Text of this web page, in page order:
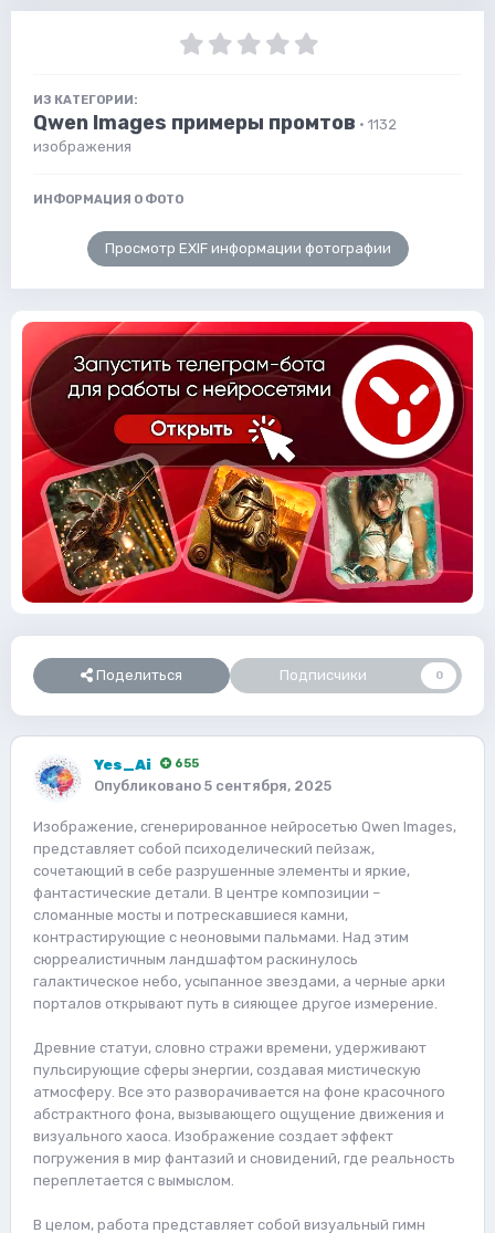
ИЗ КАТЕГОРИИ:
Qwen Images примеры промтов · 1132
изображения
ИНФОРМАЦИЯ О ФОТО
Просмотр EXIF информации фотографии
Поделиться Подписчики 0
Yes_Ai 655
Опубликовано 5 сентября, 2025
Изображение, сгенерированное нейросетью Qwen Images,
представляет собой психоделический пейзаж,
сочетающий в себе разрушенные элементы и яркие,
фантастические детали. В центре композиции –
сломанные мосты и потрескавшиеся камни,
контрастирующие с неоновыми пальмами. Над этим
сюрреалистичным ландшафтом раскинулось
галактическое небо, усыпанное звездами, а черные арки
порталов открывают путь в сияющее другое измерение.
Древние статуи, словно стражи времени, удерживают
пульсирующие сферы энергии, создавая мистическую
атмосферу. Все это разворачивается на фоне красочного
абстрактного фона, вызывающего ощущение движения и
визуального хаоса. Изображение создает эффект
погружения в мир фантазий и сновидений, где реальность
переплетается с вымыслом.
В целом, работа представляет собой визуальный гимн